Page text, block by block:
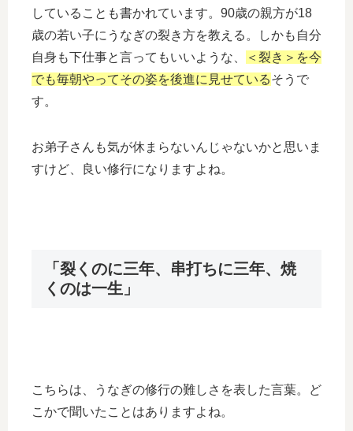
していることも書かれています。90歳の親方が18
歳の若い子にうなぎの裂き方を教える。しかも自分
自身も下仕事と言ってもいいような、
＜裂き＞を今
でも毎朝やってその姿を後進に見せているそうで
す。
お弟子さんも気が休まらないんじゃないかと思いま
すけど、良い修行になりますよね。
「裂くのに三年、串打ちに三年、焼
くのは一生」
こちらは、うなぎの修行の難しさを表した言葉。ど
こかで聞いたことはありますよね。